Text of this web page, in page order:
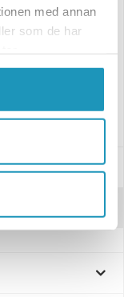
med annan
som de har
och lång